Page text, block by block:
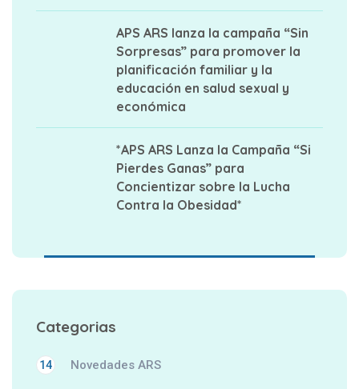
APS ARS lanza la campaña “Sin
Sorpresas” para promover la
planificación familiar y la
educación en salud sexual y
económica
*APS ARS Lanza la Campaña “Si
Pierdes Ganas” para
Concientizar sobre la Lucha
Contra la Obesidad*
Categorias
Novedades ARS
14